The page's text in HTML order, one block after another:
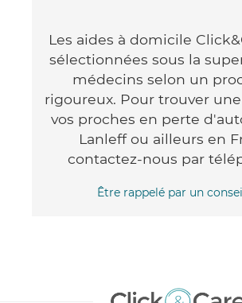
Les aides à domicile
sélectionnées sous la
médecins selon un
rigoureux. Pour trouver
vos proches en perte
Lanleff ou ailleurs en
contactez-nous par
Être rappelé par un